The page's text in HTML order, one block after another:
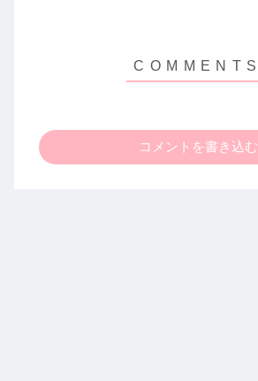
コメントを書き込む